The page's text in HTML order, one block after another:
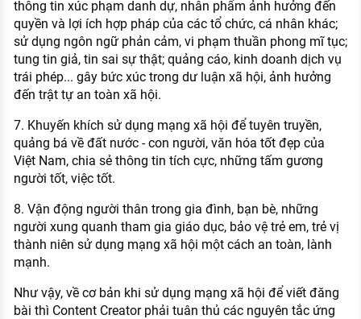
thông tin xúc phạm danh dự, nhân phẩm ảnh hưởng đến
quyền và lợi ích hợp pháp của các tổ chức, cá nhân khác;
sử dụng ngôn ngữ phản cảm, vi phạm thuần phong mĩ tục;
tung tin giả, tin sai sự thật; quảng cáo, kinh doanh dịch vụ
trái phép... gây bức xúc trong dư luận xã hội, ảnh hưởng
đến trật tự an toàn xã hội.
7. Khuyến khích sử dụng mạng xã hội để tuyên truyền,
quảng bá về đất nước - con người, văn hóa tốt đẹp của
Việt Nam, chia sẻ thông tin tích cực, những tấm gương
người tốt, việc tốt.
8. Vận động người thân trong gia đình, bạn bè, những
người xung quanh tham gia giáo dục, bảo vệ trẻ em, trẻ vị
thành niên sử dụng mạng xã hội một cách an toàn, lành
mạnh.
Như vậy, về cơ bản khi sử dụng mạng xã hội để viết đăng
bài thì Content Creator phải tuân thủ các nguyên tắc ứng